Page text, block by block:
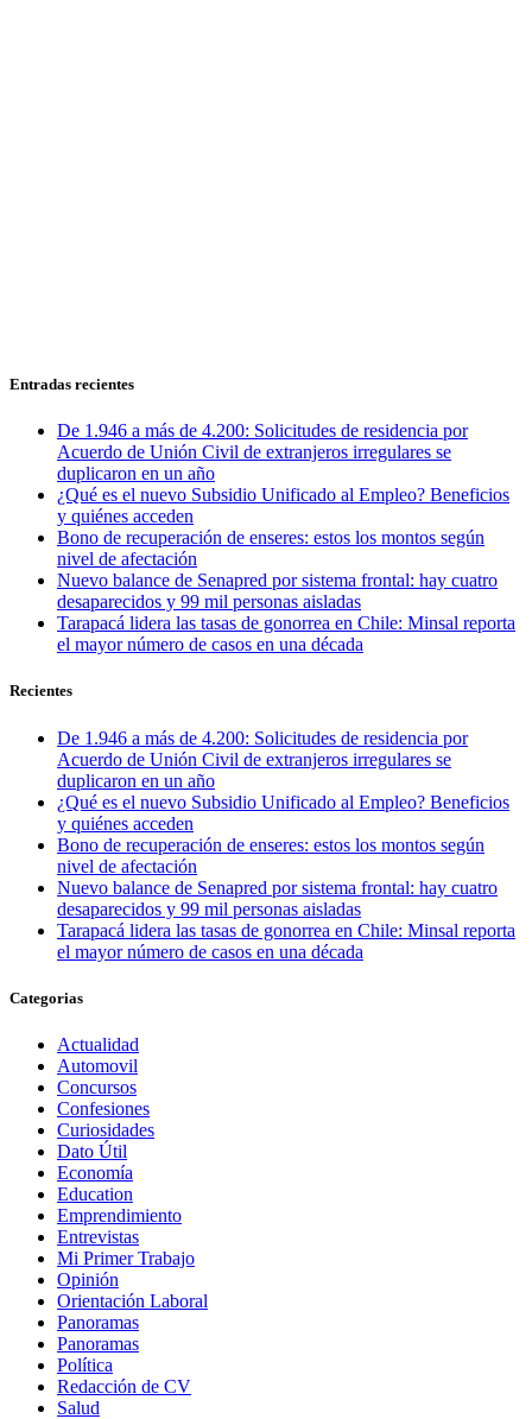
Entradas recientes
De 1.946 a más de 4.200: Solicitudes de residencia por
Acuerdo de Unión Civil de extranjeros irregulares se
duplicaron en un año
¿Qué es el nuevo Subsidio Unificado al Empleo? Beneficios
y quiénes acceden
Bono de recuperación de enseres: estos los montos según
nivel de afectación
Nuevo balance de Senapred por sistema frontal: hay cuatro
desaparecidos y 99 mil personas aisladas
Tarapacá lidera las tasas de gonorrea en Chile: Minsal reporta
el mayor número de casos en una década
Recientes
De 1.946 a más de 4.200: Solicitudes de residencia por
Acuerdo de Unión Civil de extranjeros irregulares se
duplicaron en un año
¿Qué es el nuevo Subsidio Unificado al Empleo? Beneficios
y quiénes acceden
Bono de recuperación de enseres: estos los montos según
nivel de afectación
Nuevo balance de Senapred por sistema frontal: hay cuatro
desaparecidos y 99 mil personas aisladas
Tarapacá lidera las tasas de gonorrea en Chile: Minsal reporta
el mayor número de casos en una década
Categorias
Actualidad
Automovil
Concursos
Confesiones
Curiosidades
Dato Útil
Economía
Education
Emprendimiento
Entrevistas
Mi Primer Trabajo
Opinión
Orientación Laboral
Panoramas
Panoramas
Política
Redacción de CV
Salud